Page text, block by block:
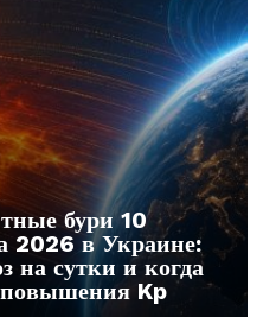
бури 10
2026 в Украине:
на сутки и когда
Kp